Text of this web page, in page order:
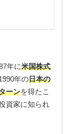
年に米国株式
年の日本の
ーンを得たこ
資家に知られ